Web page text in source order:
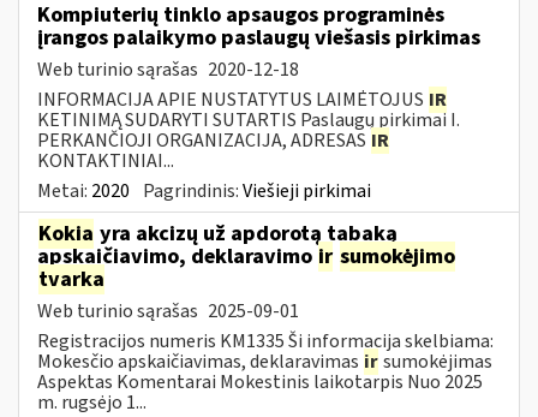
Kompiuterių tinklo apsaugos programinės
įrangos palaikymo paslaugų viešasis pirkimas
Web turinio sąrašas 2020-12-18
INFORMACIJA APIE NUSTATYTUS LAIMĖTOJUS IR
KETINIMĄ SUDARYTI SUTARTIS Paslaugų pirkimai I.
PERKANČIOJI ORGANIZACIJA, ADRESAS IR
KONTAKTINIAI...
Metai: 2020 Pagrindinis:Viešieji pirkimai
Kokia yra akcizų už apdorotą tabaką
apskaičiavimo, deklaravimo ir sumokėjimo
tvarka
Web turinio sąrašas 2025-09-01
Registracijos numeris KM1335 Ši informacija skelbiama:
Mokesčio apskaičiavimas, deklaravimas irsumokėjimas
Aspektas Komentarai Mokestinis laikotarpis Nuo 2025
m. rugsėjo 1...